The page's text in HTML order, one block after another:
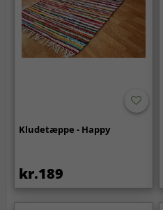
Kludetæppe - Happy
kr.189